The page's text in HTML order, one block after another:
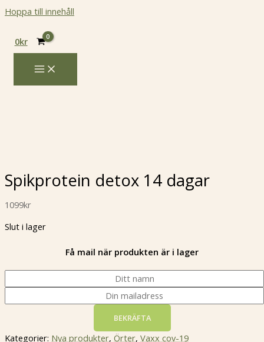
Hoppa till innehåll
0kr
Spikprotein detox 14 dagar
1099kr
Slut i lager
Få mail när produkten är i lager
BEKRÄFTA
Kategorier: Nya produkter, Örter, Vaxx cov-19